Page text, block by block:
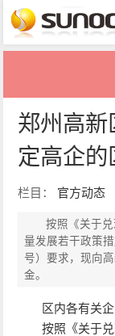
郑州高新
定高企的
栏目： 官方动态
按照《关于
量发展若干政策
号）要求，现向
金。
区内各有关企
按照《关于